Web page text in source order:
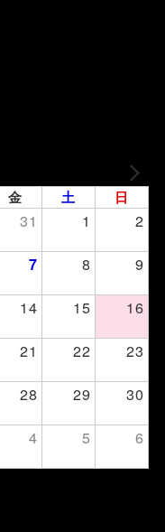
金 土 日
31 1
2
7 8
9
14 15
16
21 22
23
28 29
30
4 5 6